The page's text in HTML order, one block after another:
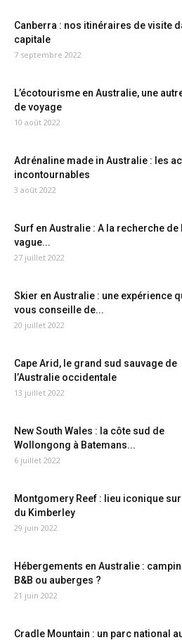
Canberra : nos itinéraires de visite
capitale
7 septembre 2022
L’écotourisme en Australie, une
de voyage
10 août 2022
Adrénaline made in Australie : les
incontournables
3 août 2022
Surf en Australie : A la recherche de
vague...
27 juillet 2022
Skier en Australie : une expérience
vous conseille de...
20 juillet 2022
Cape Arid, le grand sud sauvage de
l’Australie occidentale
13 juillet 2022
New South Wales : la côte sud de
Wollongong à Batemans...
6 juillet 2022
Montgomery Reef : lieu iconique
du Kimberley
29 juin 2022
Hébergements en Australie :
B&B ou auberges ?
21 juin 2022
Cradle Mountain : un parc national